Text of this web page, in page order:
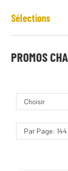
Sélections
PROMOS
Choisir
Par Page: 144